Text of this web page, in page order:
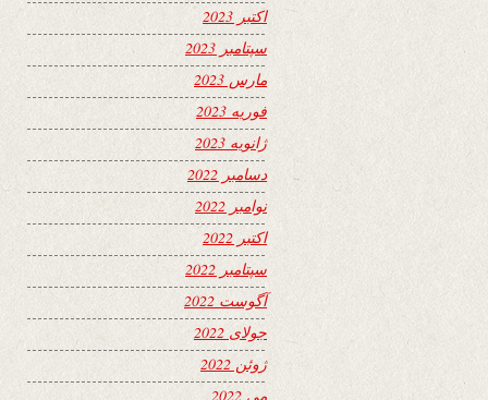
اکتبر 2023
سپتامبر 2023
مارس 2023
فوریه 2023
ژانویه 2023
دسامبر 2022
نوامبر 2022
اکتبر 2022
سپتامبر 2022
آگوست 2022
جولای 2022
ژوئن 2022
می 2022